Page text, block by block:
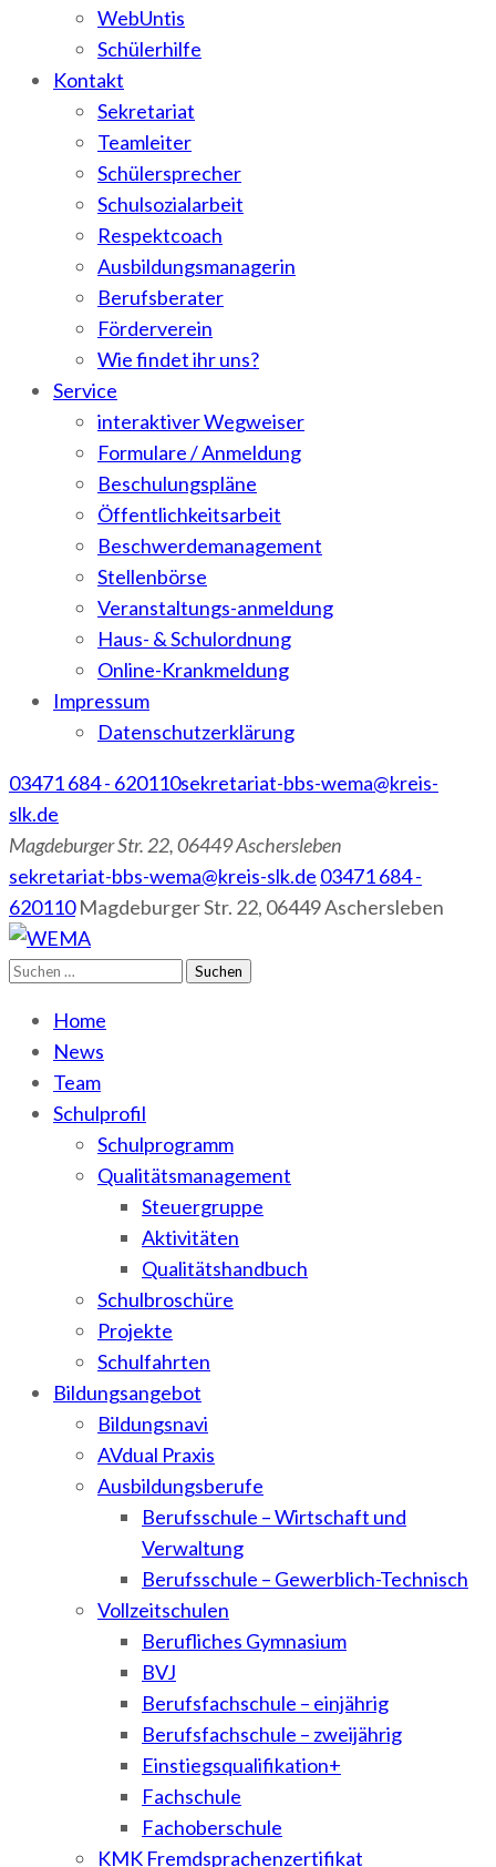
WebUntis
Schülerhilfe
Kontakt
Sekretariat
Teamleiter
Schülersprecher
Schulsozialarbeit
Respektcoach
Ausbildungsmanagerin
Berufsberater
Förderverein
Wie findet ihr uns?
Service
interaktiver Wegweiser
Formulare / Anmeldung
Beschulungspläne
Öffentlichkeitsarbeit
Beschwerdemanagement
Stellenbörse
Veranstaltungs-anmeldung
Haus- & Schulordnung
Online-Krankmeldung
Impressum
Datenschutzerklärung
03471 684 - 620110sekretariat-bbs-wema@kreis-
slk.de
Magdeburger Str. 22, 06449 Aschersleben
sekretariat-bbs-wema@kreis-slk.de 03471 684 -
620110 Magdeburger Str. 22, 06449 Aschersleben
WEMA
BbS I des Salzlandkreises
Suchen
Home
News
Team
Schulprofil
Schulprogramm
Qualitätsmanagement
Steuergruppe
Aktivitäten
Qualitätshandbuch
Schulbroschüre
Projekte
Schulfahrten
Bildungsangebot
Bildungsnavi
AVdual Praxis
Ausbildungsberufe
Berufsschule – Wirtschaft und
Verwaltung
Berufsschule – Gewerblich-Technisch
Vollzeitschulen
Berufliches Gymnasium
BVJ
Berufsfachschule – einjährig
Berufsfachschule – zweijährig
Einstiegsqualifikation+
Fachschule
Fachoberschule
KMK Fremdsprachenzertifikat